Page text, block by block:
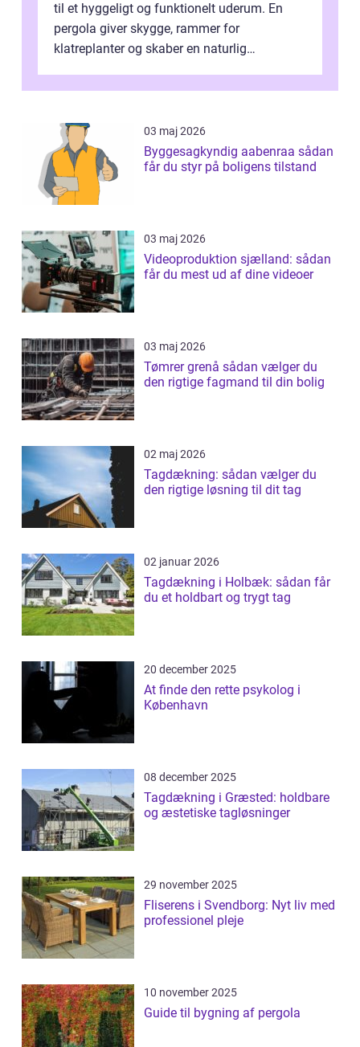
til et hyggeligt og funktionelt uderum. En
pergola giver skygge, rammer for
klatreplanter og skaber en naturlig
d...
03 maj 2026
Byggesagkyndig aabenraa sådan
får du styr på boligens tilstand
03 maj 2026
Videoproduktion sjælland: sådan
får du mest ud af dine videoer
03 maj 2026
Tømrer grenå sådan vælger du
den rigtige fagmand til din bolig
02 maj 2026
Tagdækning: sådan vælger du
den rigtige løsning til dit tag
02 januar 2026
Tagdækning i Holbæk: sådan får
du et holdbart og trygt tag
20 december 2025
At finde den rette psykolog i
København
08 december 2025
Tagdækning i Græsted: holdbare
og æstetiske tagløsninger
29 november 2025
Fliserens i Svendborg: Nyt liv med
professionel pleje
10 november 2025
Guide til bygning af pergola